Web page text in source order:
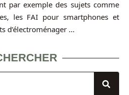
par exemple des sujets comme
les FAI pour smartphones et
d’électroménager …